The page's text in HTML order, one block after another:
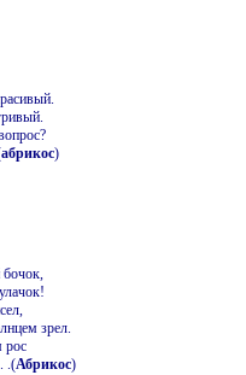
абрикос)
зрел.
рос
.(Абрикос)